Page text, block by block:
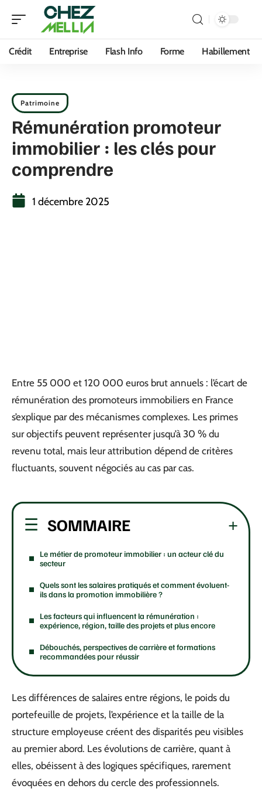
Crédit Entreprise Flash Info Forme Habillement
Patrimoine
Rémunération promoteur
immobilier : les clés pour
comprendre
1 décembre 2025
Entre 55 000 et 120 000 euros brut annuels : l’écart de
rémunération des promoteurs immobiliers en France
s’explique par des mécanismes complexes. Les primes
sur objectifs peuvent représenter jusqu’à 30 % du
revenu total, mais leur attribution dépend de critères
fluctuants, souvent négociés au cas par cas.
SOMMAIRE
Le métier de promoteur immobilier : un acteur clé du
secteur
Quels sont les salaires pratiqués et comment évoluent-
ils dans la promotion immobilière ?
Les facteurs qui influencent la rémunération :
expérience, région, taille des projets et plus encore
Débouchés, perspectives de carrière et formations
recommandées pour réussir
Les différences de salaires entre régions, le poids du
portefeuille de projets, l’expérience et la taille de la
structure employeuse créent des disparités peu visibles
au premier abord. Les évolutions de carrière, quant à
elles, obéissent à des logiques spécifiques, rarement
évoquées en dehors du cercle des professionnels.